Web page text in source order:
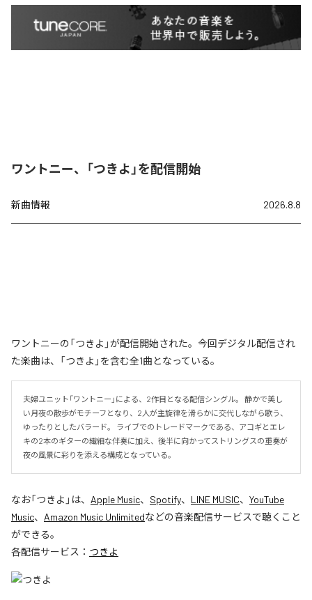
ワントニー、「つきよ」を配信開始
新曲情報 2026.8.8
ワントニーの「つきよ」が配信開始された。今回デジタル配信され
た楽曲は、「つきよ」を含む全1曲となっている。
夫婦ユニット「ワントニー」による、2作目となる配信シングル。 静かで美し
い月夜の散歩がモチーフとなり、2人が主旋律を滑らかに交代しながら歌う、
ゆったりとしたバラード。 ライブでのトレードマークである、アコギとエレ
キの2本のギターの繊細な伴奏に加え、後半に向かってストリングスの重奏が
夜の風景に彩りを添える構成となっている。
なお「つきよ 」は、 Apple Music、 Spotify、 LINE MUSIC、 YouTube
Music、 Amazon Music Unlimitedなどの音楽配信サービスで聴くこと
ができる。
各配信サービス： つきよ